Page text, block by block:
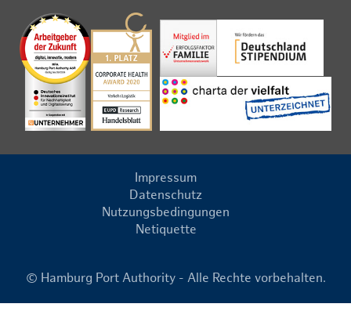
Impressum
Datenschutz
Nutzungsbedingungen
Netiquette
© Hamburg Port Authority - Alle Rechte vorbehalten.